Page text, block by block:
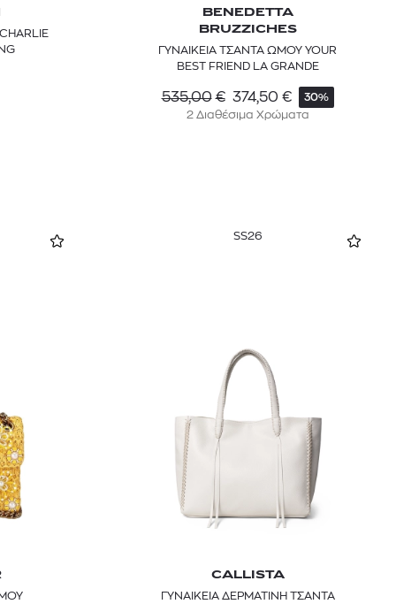
BENEDETTA
BRUZZICHES
ΓΥΝΑΙΚΕΙΑ ΤΣΑΝΤΑ ΩΜΟΥ YOUR
BEST FRIEND LA GRANDE
535,00 € 374,50 € 30%
2 Διαθέσιμα Χρώματα
SS26
CALLISTA
ΓΥΝΑΙΚΕΙΑ ΔΕΡΜΑΤΙΝΗ ΤΣΑΝΤΑ